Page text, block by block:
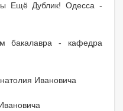
Ещё Дублик! Одесса -
бакалавра - кафедра
Ивановича